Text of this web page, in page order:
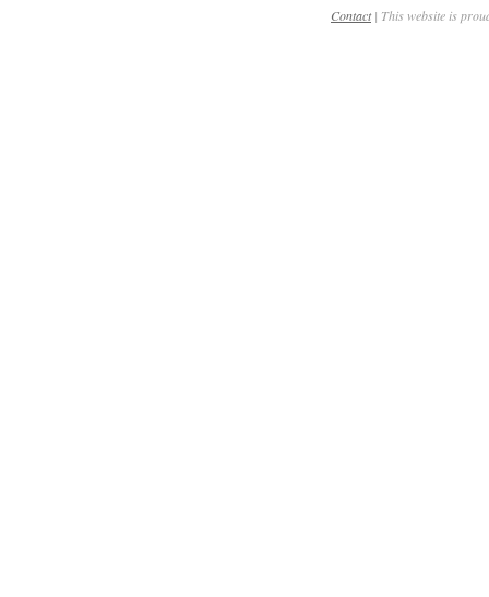
Contact| This website is